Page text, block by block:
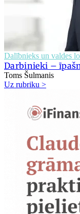
Dalībnieks un valdes
Darbinieki –
Toms Šulmanis
Uz rubriku >